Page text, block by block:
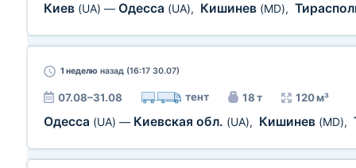
Киев (UA) — Одесса (UA), Кишинев (MD),
1 неделю назад (16:17 30.07)
07.08–31.08 тент 18 т 120 м³
Одесса (UA) — Киевская обл. (UA), Кишинев (MD),